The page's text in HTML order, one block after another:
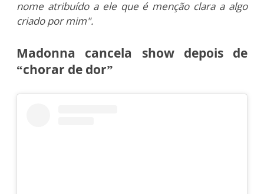
nome atribuído a ele que é menção clara a algo
criado por mim".
Madonna cancela show depois de
“chorar de dor”